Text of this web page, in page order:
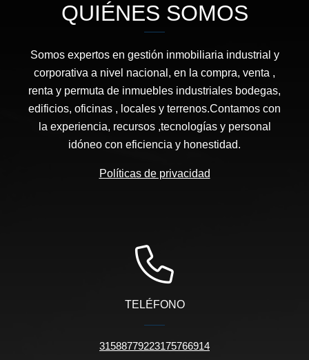
QUIÉNES SOMOS
Somos expertos en gestión inmobiliaria industrial y
corporativa a nivel nacional, en la compra, venta ,
renta y permuta de inmuebles industriales bodegas,
edificios, oficinas , locales y terrenos.Contamos con
la experiencia, recursos ,tecnologías y personal
idóneo con eficiencia y honestidad.
Políticas de privacidad
TELÉFONO
31588779223175766914